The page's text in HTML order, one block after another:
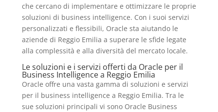
che cercano di implementare e ottimizzare le proprie
soluzioni di business intelligence. Con i suoi servizi
personalizzati e flessibili, Oracle sta aiutando le
aziende di Reggio Emilia a superare le sfide legate
alla complessità e alla diversità del mercato locale.
Le soluzioni e i servizi offerti da Oracle per il
Business Intelligence a Reggio Emilia
Oracle offre una vasta gamma di soluzioni e servizi
per il business intelligence a Reggio Emilia. Tra le
sue soluzioni principali vi sono Oracle Business